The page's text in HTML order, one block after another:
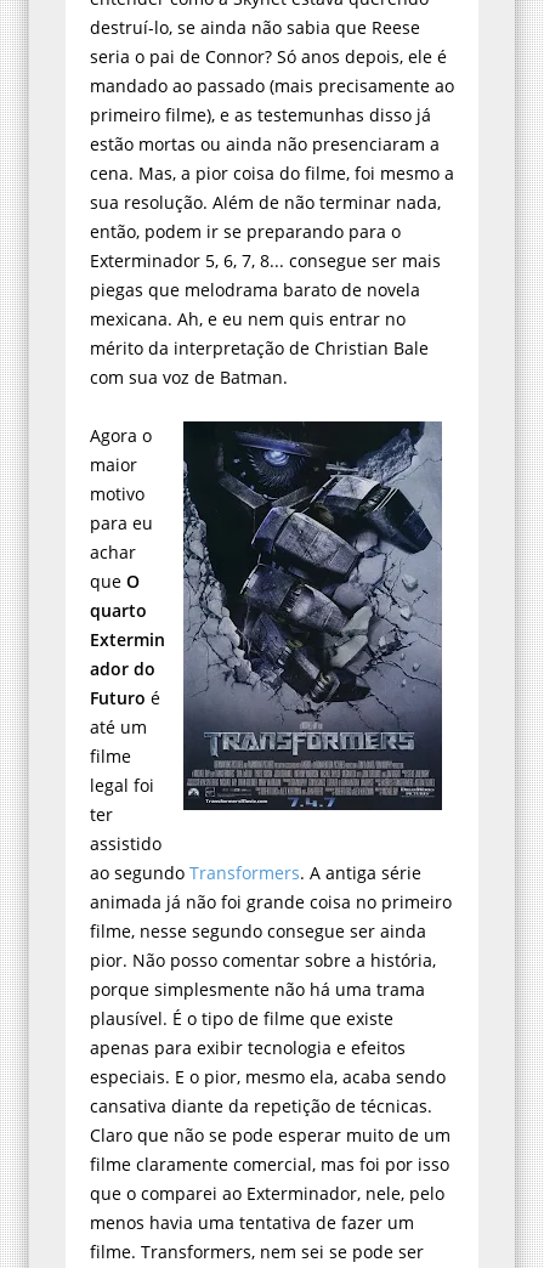
destruí-lo, se ainda não sabia que Reese
seria o pai de Connor? Só anos depois, ele é
mandado ao passado (mais precisamente ao
primeiro filme), e as testemunhas disso já
estão mortas ou ainda não presenciaram a
cena. Mas, a pior coisa do filme, foi mesmo a
sua resolução. Além de não terminar nada,
então, podem ir se preparando para o
Exterminador 5, 6, 7, 8... consegue ser mais
piegas que melodrama barato de novela
mexicana. Ah, e eu nem quis entrar no
mérito da interpretação de Christian Bale
com sua voz de Batman.
Agora o
maior
motivo
para eu
achar
que O
quarto
Extermin
ador do
Futuro é
até um
filme
legal foi
ter
assistido
ao segundo Transformers. A antiga série
animada já não foi grande coisa no primeiro
filme, nesse segundo consegue ser ainda
pior. Não posso comentar sobre a história,
porque simplesmente não há uma trama
plausível. É o tipo de filme que existe
apenas para exibir tecnologia e efeitos
especiais. E o pior, mesmo ela, acaba sendo
cansativa diante da repetição de técnicas.
Claro que não se pode esperar muito de um
filme claramente comercial, mas foi por isso
que o comparei ao Exterminador, nele, pelo
menos havia uma tentativa de fazer um
filme. Transformers, nem sei se pode ser